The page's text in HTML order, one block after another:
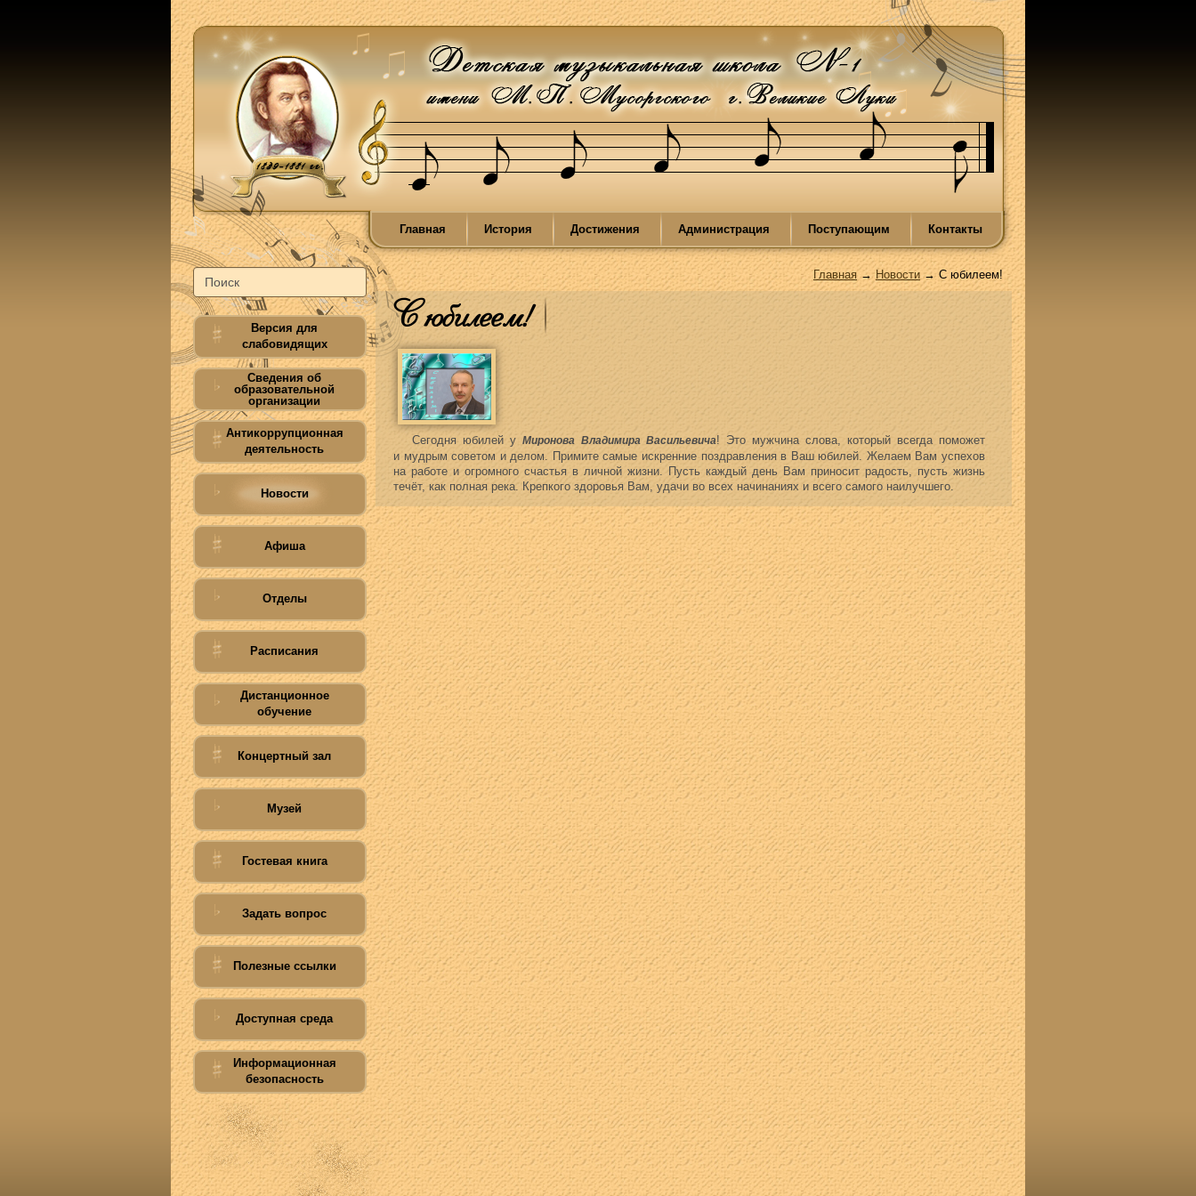
Главная История Достижения Администрация Поступающим Контакты
Версия для
слабовидящих
Сведения об
образовательной
организации
Антикоррупционная
деятельность
Новости
Афиша
Отделы
Расписания
Дистанционное
обучение
Концертный зал
Музей
Гостевая книга
Задать вопрос
Полезные ссылки
Доступная среда
Информационная
безопасность
Главная→ Новости → С юбилеем!
С юбилеем!
Сегодня юбилей уМиронова Владимира Васильевича! Это мужчина слова, который всегда поможет
и мудрым советом и делом. Примите самые искренние поздравления в Ваш юбилей. Желаем Вам успехов
на работе и огромного счастья в личной жизни. Пусть каждый день Вам приносит радость, пусть жизнь
течёт, как полная река. Крепкого здоровья Вам, удачи во всех начинаниях и всего самого наилучшего.